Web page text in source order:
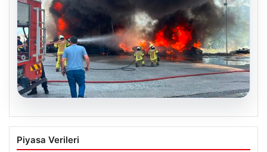
06.08.2026
Dumanlar ilçeyi kapladı: Bursa’da
tamirhanede yangın
Piyasa Verileri